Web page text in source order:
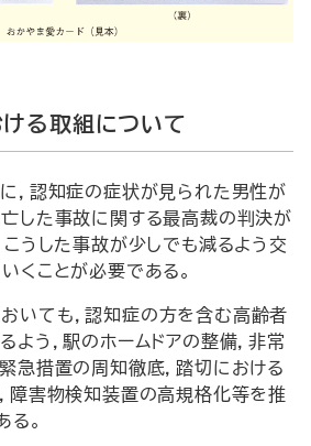
る取組について
，認知症の症状が見られた男性が
した事故に関する最高裁の判決が
こうした事故が少しでも減るよう交
くことが必要である。
いても，認知症の方を含む高齢者
よう，駅のホームドアの整備，非常
急措置の周知徹底，踏切における
障害物検知装置の高規格化等を推
る。